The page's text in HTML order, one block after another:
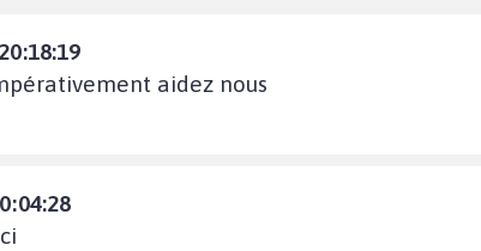
aidez nous